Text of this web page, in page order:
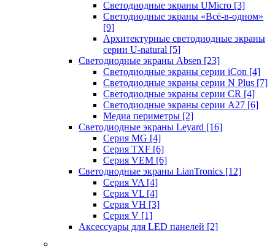
Светодиодные экраны UMicro [3]
Светодиодные экраны «Всё-в-одном»
[9]
Архитектурные светодиодные экраны
серии U-natural [5]
Светодиодные экраны Absen [23]
Светодиодные экраны серии iCon [4]
Светодиодные экраны серии N Plus [7]
Светодиодные экраны серии CR [4]
Светодиодные экраны серии А27 [6]
Медиа периметры [2]
Светодиодные экраны Leyard [16]
Серия MG [4]
Серия TXF [6]
Серия VEM [6]
Светодиодные экраны LianTronics [12]
Серия VA [4]
Серия VL [4]
Серия VH [3]
Серия V [1]
Аксессуары для LED панелей [2]